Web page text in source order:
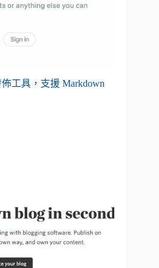
工具，支援 Markdown